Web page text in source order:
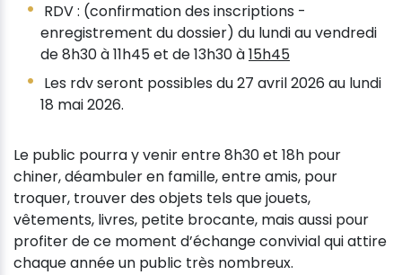
RDV : (confirmation des inscriptions -
enregistrement du dossier) du lundi au vendredi
de 8h30 à 11h45 et de 13h30 à15h45
Les rdv seront possibles du 27 avril 2026 au lundi
18 mai 2026.
Le public pourra y venir entre 8h30 et 18h pour
chiner, déambuler en famille, entre amis, pour
troquer, trouver des objets tels que jouets,
vêtements, livres, petite brocante, mais aussi pour
profiter de ce moment d’échange convivial qui attire
chaque année un public très nombreux.